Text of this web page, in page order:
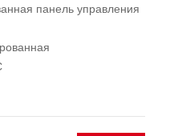
панель управления